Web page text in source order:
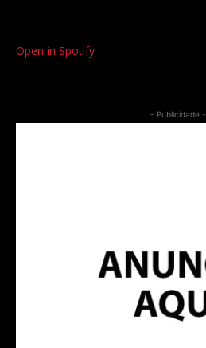
Open in Spotify
- Publicidade -